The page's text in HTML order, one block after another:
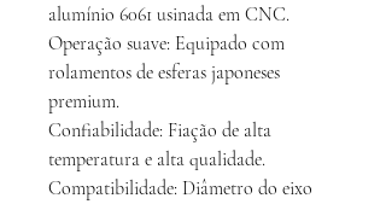
alumínio 6061 usinada em CNC.
Operação suave: Equipado com
rolamentos de esferas japoneses
premium.
Confiabilidade: Fiação de alta
temperatura e alta qualidade.
Compatibilidade: Diâmetro do eixo